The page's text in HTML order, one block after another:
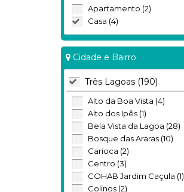
Apartamento (2)
Casa (4)
Cidade e Bairro
Três Lagoas (190)
Alto da Boa Vista (4)
Alto dos Ipês (1)
Bela Vista da Lagoa (28)
Bosque das Araras (10)
Carioca (2)
Centro (3)
COHAB Jardim Caçula (1)
Colinos (2)